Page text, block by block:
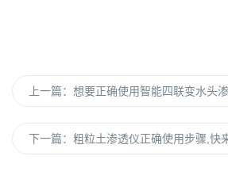
上一篇： 想要正确使用智能四联变水头渗透仪
下一篇： 粗粒土渗透仪正确使用步骤,快